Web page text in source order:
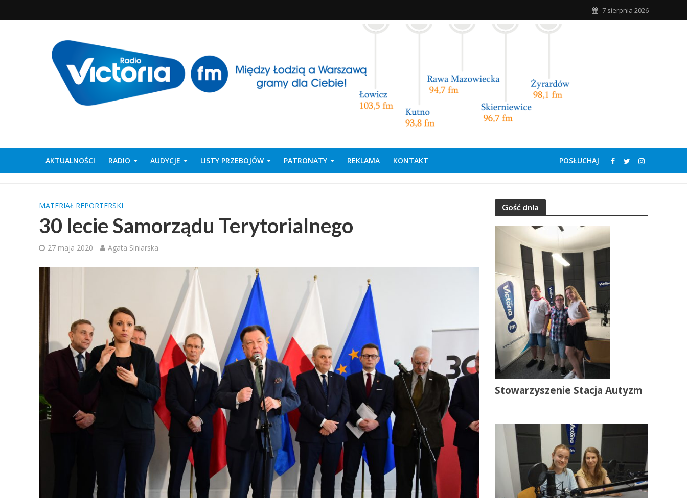
7 sierpnia 2026
AKTUALNOŚCI RADIO AUDYCJE LISTY PRZEBOJÓW PATRONATY REKLAMA KONTAKT POSŁUCHAJ
MATERIAŁ REPORTERSKI
30 lecie Samorządu Terytorialnego
27 maja 2020 Agata Siniarska
Gość dnia
Stowarzyszenie Stacja Autyzm